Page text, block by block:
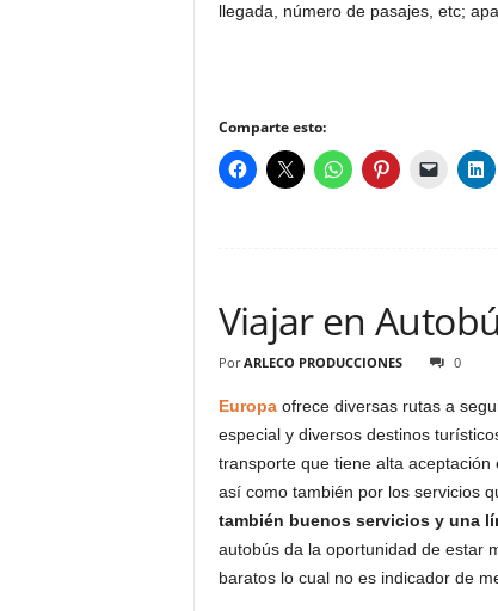
llegada, número de pasajes, etc;
Comparte esto:
Viajar en
Por ARLECO PRODUCCIONES 0
Europaofrece diversas rutas a
especial y diversos destinos
transporte que tiene alta
así como también por los servicios
también buenos servicios y una
autobús da la oportunidad de estar
baratos lo cual no es indicador de